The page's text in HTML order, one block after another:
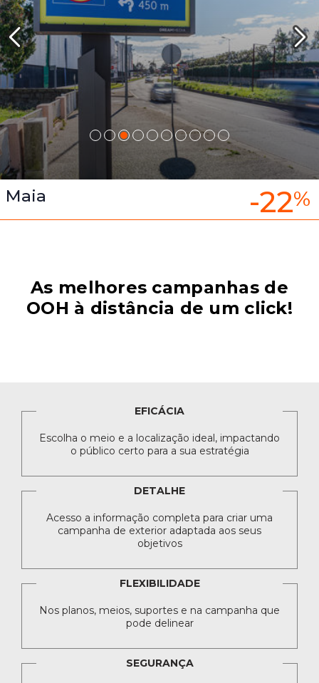
Maia -22%
As melhores campanhas de
OOH à distância de um click!
EFICÁCIA
Escolha o meio e a localização ideal, impactando
o público certo para a sua estratégia
DETALHE
Acesso a informação completa para criar uma
campanha de exterior adaptada aos seus
objetivos
FLEXIBILIDADE
Nos planos, meios, suportes e na campanha que
pode delinear
SEGURANÇA